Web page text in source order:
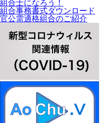
組合士になろう！
組合事務書式ダウンロード
官公需適格組合のご紹介